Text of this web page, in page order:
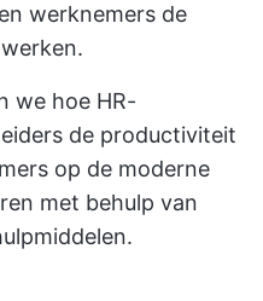
werknemers de
we hoe HR-
de productiviteit
op de moderne
met behulp van